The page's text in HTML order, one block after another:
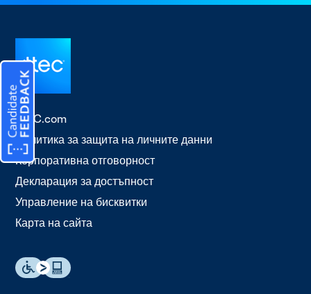
TTEC.com
Политика за защита на личните данни
Корпоративна отговорност
Декларация за достъпност
Управление на бисквитки
Карта на сайта